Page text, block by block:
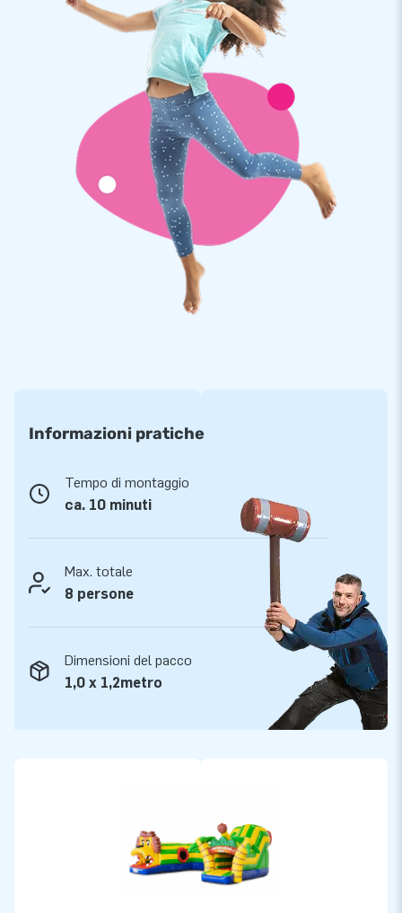
Informazioni pratiche
Tempo di montaggio
ca. 10 minuti
Max. totale
8 persone
Dimensioni del pacco
1,0 x 1,2metro